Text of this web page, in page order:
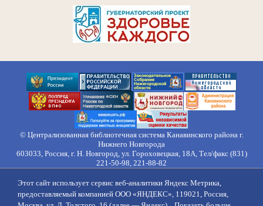
© Централизованная библиотечная система Канавинского района г.
Нижнего Новгорода
603033, Россия, г. Н. Новгород, ул. Гороховецкая, 18А, Тел/факс (831)
221-50-98, 221-88-82
Противодействие коррупции
Противодействие
идеологии терроризма
Напишите нам
Этот сайт использует сервис веб-аналитики Яндекс Метрика,
предоставляемый компанией ООО «ЯНДЕКС», 119021, Россия,